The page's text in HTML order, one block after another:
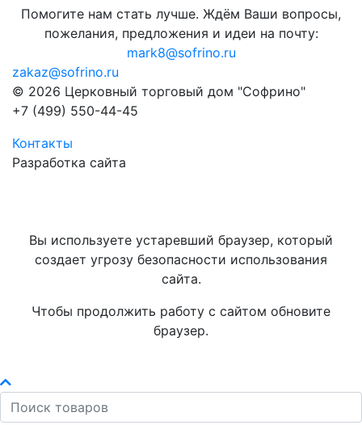
Помогите нам стать лучше. Ждём Ваши вопросы,
пожелания, предложения и идеи на почту:
mark8@sofrino.ru
zakaz@sofrino.ru
© 2026 Церковный торговый дом "Софрино"
+7 (499) 550-44-45
Контакты
Разработка сайта
Вы используете устаревший браузер, который
создает угрозу безопасности использования
сайта.
Чтобы продолжить работу с сайтом обновите
браузер.